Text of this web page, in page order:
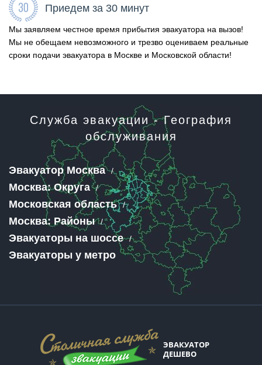
Приедем за 30 минут
Мы заявляем честное время прибытия эвакуатора на вызов!
Мы не обещаем невозможного и трезво оцениваем реальные
сроки подачи эвакуатора в Москве и Московской области!
Служба эвакуации - География
обслуживания
Эвакуатор Москва
Москва: Округа
Московская область
Москва: Районы
Эвакуаторы на шоссе
Эвакуаторы у метро
ЭВАКУАТОР
ДЕШЕВО